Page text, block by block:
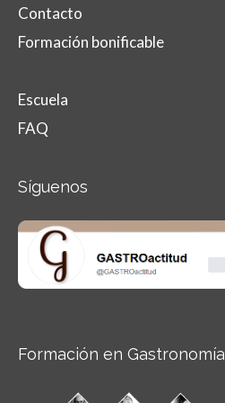
Contacto
Formación bonificable
Escuela
FAQ
Síguenos
Formación en Gastronomía